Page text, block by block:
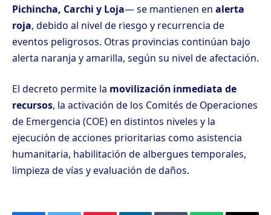
Pichincha, Carchi y Loja— se mantienen en alerta
roja, debido al nivel de riesgo y recurrencia de
eventos peligrosos. Otras provincias continúan bajo
alerta naranja y amarilla, según su nivel de afectación.
El decreto permite la movilización inmediata de
recursos, la activación de los Comités de Operaciones
de Emergencia (COE) en distintos niveles y la
ejecución de acciones prioritarias como asistencia
humanitaria, habilitación de albergues temporales,
limpieza de vías y evaluación de daños.